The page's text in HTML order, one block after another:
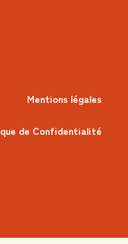
Mentions légales
de Confidentialité